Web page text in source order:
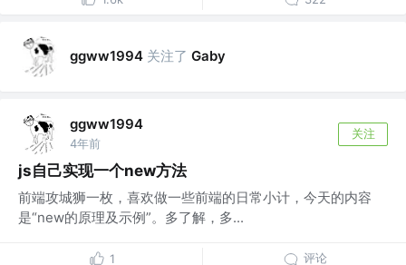
ggww1994 关注了 Gaby
ggww1994
4年前
关注
js自己实现一个new方法
前端攻城狮一枚，喜欢做一些前端的日常小计，今天的内容
是“new的原理及示例”。多了解，多...
1 评论